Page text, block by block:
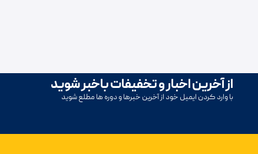
از آخرین اخبار و تخفیفات باخبر شوید
با وارد کردن ایمیل خود از آخرین خبرها و دوره ها مطلع شوید